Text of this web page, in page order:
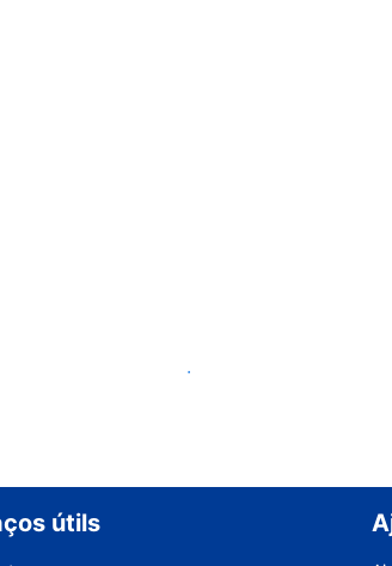
Dona d'alta un allotjament
útils